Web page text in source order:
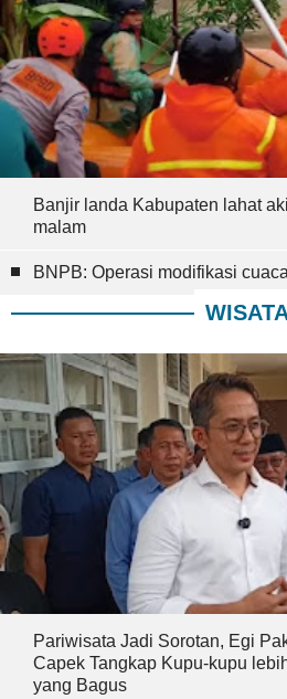
Banjir landa Kabupaten lahat
malam
BNPB: Operasi modifikasi
Pariwisata Jadi Sorotan, Egi
Capek Tangkap Kupu-kupu
yang Bagus